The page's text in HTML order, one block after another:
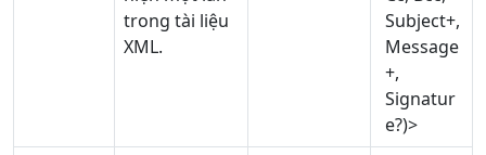
trong tài liệu
XML.
Subject+,
Message
+,
Signatur
e?)>